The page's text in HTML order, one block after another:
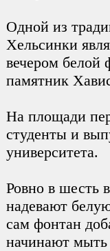
Одной из
Хельсинки
вечером белой
памятник
На площади
студенты и
университета.
Ровно в шесть
надевают
сам фонтан
начинают мыть